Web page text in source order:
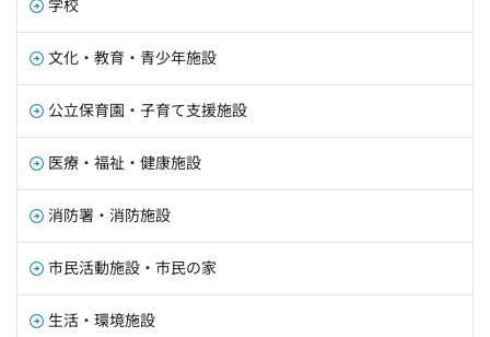
文化・教育・青少年施設
公立保育園・子育て支援施設
医療・福祉・健康施設
消防署・消防施設
市民活動施設・市民の家
生活・環境施設